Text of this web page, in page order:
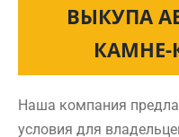
ВЫКУПА
Наша компания
условия для